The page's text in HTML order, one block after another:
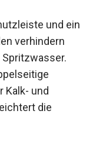
und ein
verhindern
Kalk- und
die